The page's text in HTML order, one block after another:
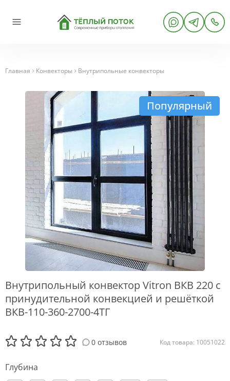
Главная Конвекторы Внутрипольные конвекторы
Популярный
Внутрипольный конвектор Vitron ВКВ 220 с
принудительной конвекцией и решёткой
ВКВ-110-360-2700-4ТГ
0 отзывов Код товара: 10051022
Глубина